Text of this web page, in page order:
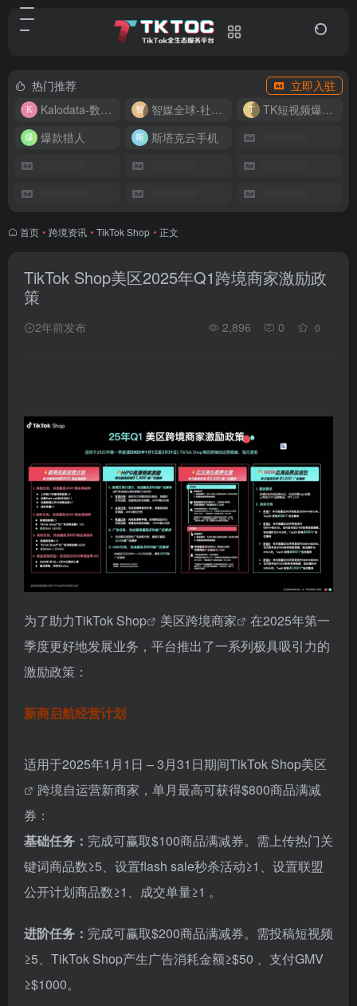
热门推荐
立即入驻
Kalodata-数据分析平台
智媒全球-社媒管理平台
TK短视频爆款复刻
爆款猎人
斯塔克云手机
首页 • 跨境资讯 • TikTok Shop • 正文
TikTok Shop美区2025年Q1跨境商家激励政
策
2年前发布 2,896 0 0
为了助力TikTok Shop 美区跨境商家
在2025年第一
季度更好地发展业务，平台推出了一系列极具吸引力的
激励政策：
新商启航经营计划
适用于2025年1月1日 – 3月31日期间TikTok Shop美区
跨境自运营新商家，单月最高可获得$800商品满减
券：
基础任务： 完成可赢取$100商品满减券。需上传热门关
键词商品数≥5、设置flash sale秒杀活动≥1、设置联盟
公开计划商品数≥1、成交单量≥1 。
进阶任务： 完成可赢取$200商品满减券。需投稿短视频
≥5、TikTok Shop产生广告消耗金额≥$50 、支付GMV
≥$1000。